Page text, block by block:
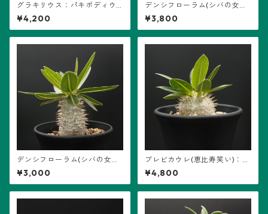
グラキリウス：パキポディウ
ム属 (B05) ※実生
¥4,200
デンシフローラム(シバの女王
の玉櫛)：パキポディウム属 (B
02)
¥3,800
デンシフローラム(シバの女王
の玉櫛)：パキポディウム属 (B
04) ※実生
¥3,000
ブレビカウレ(恵比寿笑い)：パ
キポディウム属 (B01) ※実生
¥4,800